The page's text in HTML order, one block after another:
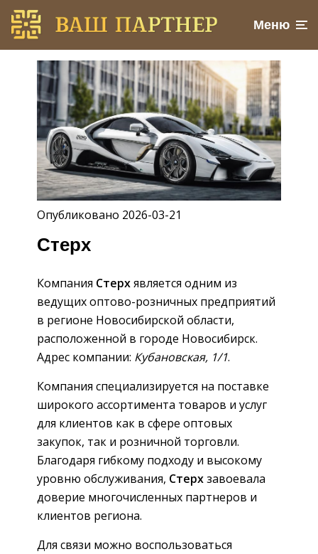
Меню
Опубликовано 2026-03-21
Стерх
Компания Стерхявляется одним из
ведущих оптово-розничных предприятий
в регионе Новосибирской области,
расположенной в городе Новосибирск.
Адрес компании: Кубановская, 1/1.
Компания специализируется на поставке
широкого ассортимента товаров и услуг
для клиентов как в сфере оптовых
закупок, так и розничной торговли.
Благодаря гибкому подходу и высокому
уровню обслуживания, Стерхзавоевала
доверие многочисленных партнеров и
клиентов региона.
Для связи можно воспользоваться